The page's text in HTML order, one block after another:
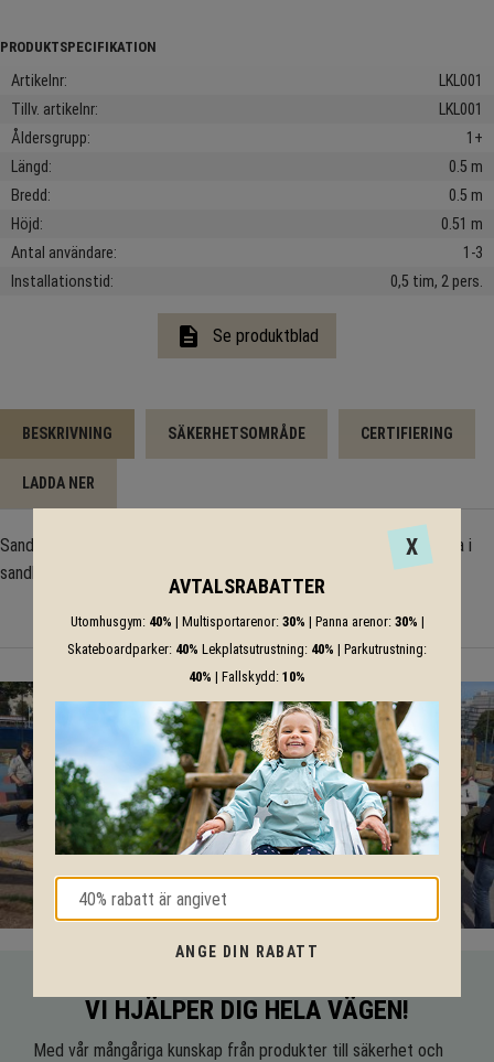
Artikelnr
LKL001
Tillv. artikelnr
LKL001
Åldersgrupp
1+
Längd
0.5 m
Bredd
0.5 m
Höjd
0.51 m
Antal användare
1-3
Installationstid
0,5 tim, 2 pers.
description Se produktblad
BESKRIVNING SÄKERHETSOMRÅDE CERTIFIERING
LADDA NER
Sandbakbord utformad som en blomma. Ett givet lekredskap att ha i
sandlådan!
VI HJÄLPER DIG HELA VÄGEN!
Med vår mångåriga kunskap från produkter till säkerhet och
X
AVTALSRABATTER
Utomhusgym: 40% | Multisportarenor: 30% | Panna arenor: 30% |
Skateboardparker: 40% Lekplatsutrustning: 40% | Parkutrustning:
40% | Fallskydd: 10%
ANGE DIN RABATT